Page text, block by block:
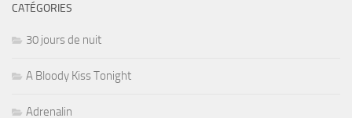
CATÉGORIES
30 jours de nuit
A Bloody Kiss Tonight
Adrenalin